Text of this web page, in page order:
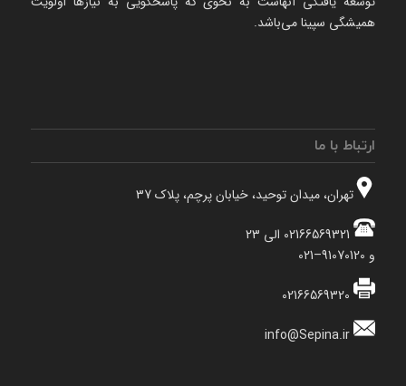
همیشگی سپینا می‌باشد.
ارتباط با ما
تهران، میدان توحید، خیابان پرچم، پلاک 37
و 91070120–021
02166569320
info@Sepina.ir